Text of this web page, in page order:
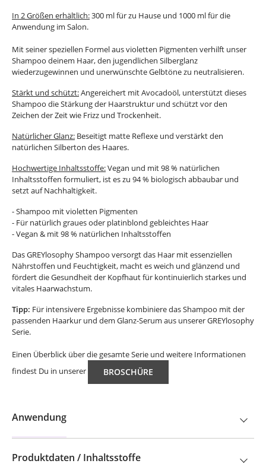
In 2 Größen erhältlich:300 ml für zu Hause und 1000 ml für die
Anwendung im Salon.
Mit seiner speziellen Formel aus violetten Pigmenten verhilft unser
Shampoo deinem Haar, den jugendlichen Silberglanz
wiederzugewinnen und unerwünschte Gelbtöne zu neutralisieren.
Stärkt und schützt:Angereichert mit Avocadoöl, unterstützt dieses
Shampoo die Stärkung der Haarstruktur und schützt vor den
Zeichen der Zeit wie Frizz und Trockenheit.
Natürlicher Glanz: Beseitigt matte Reflexe und verstärkt den
natürlichen Silberton des Haares.
Hochwertige Inhaltsstoffe:Vegan und mit 98 % natürlichen
Inhaltsstoffen formuliert, ist es zu 94 % biologisch abbaubar und
setzt auf Nachhaltigkeit.
- Shampoo mit violetten Pigmenten
- Für natürlich graues oder platinblond gebleichtes Haar
- Vegan & mit 98 % natürlichen Inhaltsstoffen
Das GREYlosophy Shampoo versorgt das Haar mit essenziellen
Nährstoffen und Feuchtigkeit, macht es weich und glänzend und
fördert die Gesundheit der Kopfhaut für kontinuierlich starkes und
vitales Haarwachstum.
Tipp: Für intensivere Ergebnisse kombiniere das Shampoo mit der
passenden Haarkur und dem Glanz-Serum aus unserer GREYlosophy
Serie.
Einen Überblick über die gesamte Serie und weitere Informationen
findest Du in unserer
BROSCHÜRE
Anwendung
Produktdaten / Inhaltsstoffe